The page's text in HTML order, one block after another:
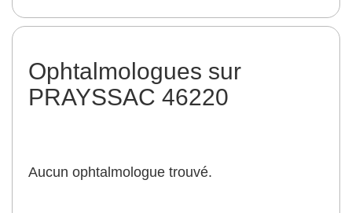
Ophtalmologues sur
PRAYSSAC 46220
Aucun ophtalmologue trouvé.